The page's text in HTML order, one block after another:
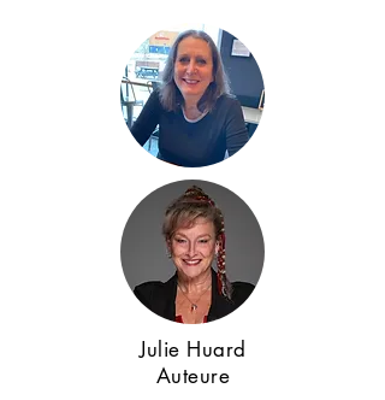
Julie Huard
Auteure